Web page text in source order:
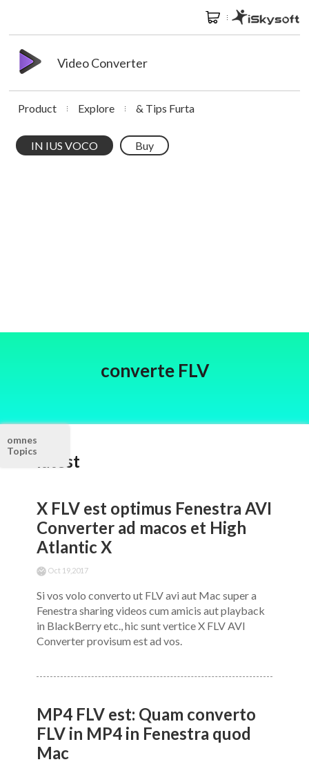
Video Converter
Product Explore & Tips Furta
IN IUS VOCO Buy
converte FLV
omnes
Topics
latest
X FLV est optimus Fenestra AVI
Converter ad macos et High
Atlantic X
Oct 19,2017
Si vos volo converto ut FLV avi aut Mac super a
Fenestra sharing videos cum amicis aut playback
in BlackBerry etc., hic sunt vertice X FLV AVI
Converter provisum est ad vos.
MP4 FLV est: Quam converto
FLV in MP4 in Fenestra quod
Mac